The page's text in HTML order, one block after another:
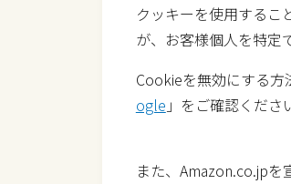
クッキーを使用するこ
が、お客様個人を特定
Cookieを無効にする
ogle 」をご確認くださ
また、Amazon.co.jp